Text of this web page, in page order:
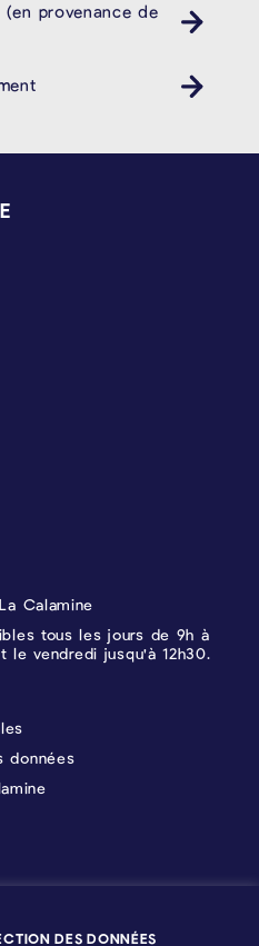
provenance de
Calamine
tous les jours de 9h à
le vendredi jusqu'à 12h30.
MENTIONS
données
DES DONNÉES